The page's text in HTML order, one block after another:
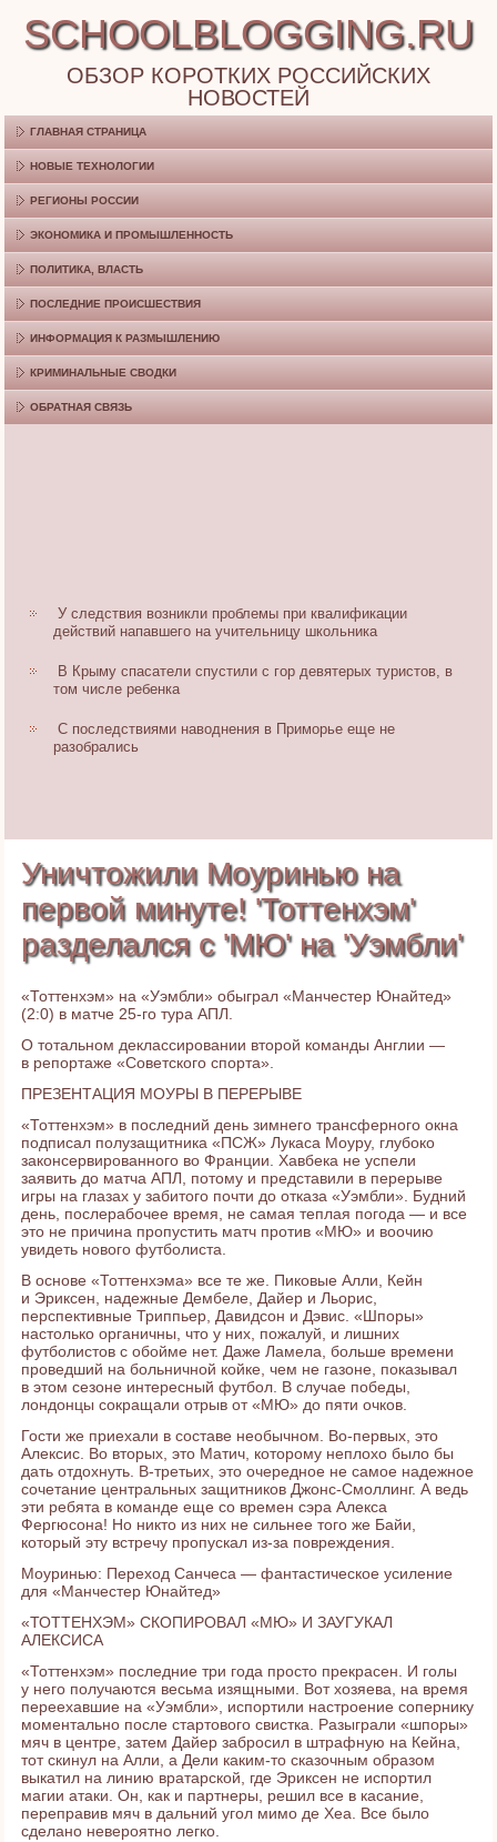
SCHOOLBLOGGING.RU
ОБЗОР КОРОТКИХ РОССИЙСКИХ
НОВОСТЕЙ
ГЛАВНАЯ СТРАНИЦА
НОВЫЕ ТЕХНОЛОГИИ
РЕГИОНЫ РОССИИ
ЭКОНОМИКА И ПРОМЫШЛЕННОСТЬ
ПОЛИТИКА, ВЛАСТЬ
ПОСЛЕДНИЕ ПРОИСШЕСТВИЯ
ИНФОРМАЦИЯ К РАЗМЫШЛЕНИЮ
КРИМИНАЛЬНЫЕ СВОДКИ
ОБРАТНАЯ СВЯЗЬ
У следствия возникли проблемы при квалификации
действий напавшего на учительницу школьника
В Крыму спасатели спустили с гор девятерых туристов, в
том числе ребенка
С последствиями наводнения в Приморье еще не
разобрались
Уничтожили Моуринью на
первой минуте! 'Тоттенхэм'
разделался с 'МЮ' на 'Уэмбли'
«Тоттенхэм» на «Уэмбли» обыграл «Манчестер Юнайтед»
(2:0) в матче 25-го тура АПЛ.
О тотальном деклассировании второй команды Англии —
в репортаже «Советского спорта».
ПРЕЗЕНТАЦИЯ МОУРЫ В ПЕРЕРЫВЕ
«Тоттенхэм» в последний день зимнего трансферного окна
подписал полузащитника «ПСЖ» Лукаса Моуру, глубоко
законсервированного во Франции. Хавбека не успели
заявить до матча АПЛ, потому и представили в перерыве
игры на глазах у забитого почти до отказа «Уэмбли». Будний
день, послерабочее время, не самая теплая погода — и все
это не причина пропустить матч против «МЮ» и воочию
увидеть нового футболиста.
В основе «Тоттенхэма» все те же. Пиковые Алли, Кейн
и Эриксен, надежные Дембеле, Дайер и Льорис,
перспективные Триппьер, Давидсон и Дэвис. «Шпоры»
настолько органичны, что у них, пожалуй, и лишних
футболистов с обойме нет. Даже Ламела, больше времени
проведший на больничной койке, чем не газоне, показывал
в этом сезоне интересный футбол. В случае победы,
лондонцы сокращали отрыв от «МЮ» до пяти очков.
Гости же приехали в составе необычном. Во-первых, это
Алексис. Во вторых, это Матич, которому неплохо было бы
дать отдохнуть. В-третьих, это очередное не самое надежное
сочетание центральных защитников Джонс-Смоллинг. А ведь
эти ребята в команде еще со времен сэра Алекса
Фергюсона! Но никто из них не сильнее того же Байи,
который эту встречу пропускал из-за повреждения.
Моуринью: Переход Санчеса — фантастическое усиление
для «Манчестер Юнайтед»
«ТОТТЕНХЭМ» СКОПИРОВАЛ «МЮ» И ЗАУГУКАЛ
АЛЕКСИСА
«Тоттенхэм» последние три года просто прекрасен. И голы
у него получаются весьма изящными. Вот хозяева, на время
переехавшие на «Уэмбли», испортили настроение сопернику
моментально после стартового свистка. Разыграли «шпоры»
мяч в центре, затем Дайер забросил в штрафную на Кейна,
тот скинул на Алли, а Дели каким-то сказочным образом
выкатил на линию вратарской, где Эриксен не испортил
магии атаки. Он, как и партнеры, решил все в касание,
переправив мяч в дальний угол мимо де Хеа. Все было
сделано невероятно легко.